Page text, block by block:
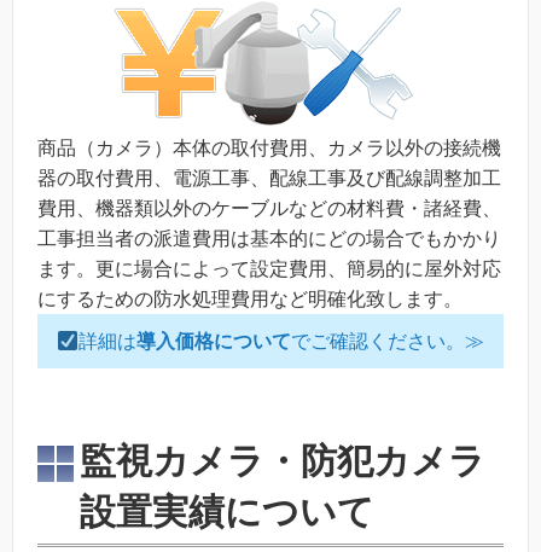
商品（カメラ）本体の取付費用、カメラ以外の接続機
器の取付費用、電源工事、配線工事及び配線調整加工
費用、機器類以外のケーブルなどの材料費・諸経費、
工事担当者の派遣費用は基本的にどの場合でもかかり
ます。更に場合によって設定費用、簡易的に屋外対応
にするための防水処理費用など明確化致します。
詳細は導入価格についてでご確認ください。≫
監視カメラ・防犯カメラ
設置実績について